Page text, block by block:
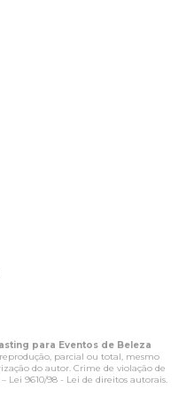
para Eventos de Beleza
parcial ou total, mesmo
do autor. Crime de violação de
Lei 9610/98 - Lei de direitos autorais.